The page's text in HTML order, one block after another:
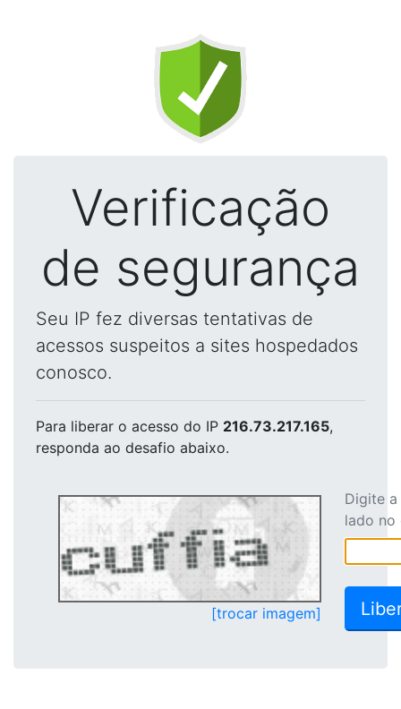
Verificação
de segurança
Seu IP fez diversas tentativas de
acessos suspeitos a sites hospedados
conosco.
Para liberar o acesso do IP 216.73.217.165,
responda ao desafio abaixo.
[trocar imagem]
Digite
lado no